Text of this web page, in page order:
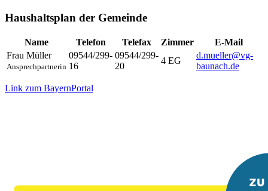
Haushaltsplan der Gemeinde
Name Telefon Telefax Zimmer
E-Mail
Frau Müller
Ansprechpartnerin
09544/299-
16
09544/299-
20
4 EG
d.mueller@vg-
baunach.de
Link zum BayernPortal